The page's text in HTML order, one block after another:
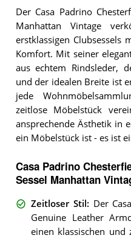
Der Casa Padrino
Manhattan Vintage
erstklassigen Clubsessels
Komfort. Mit seiner
aus echtem Rindsleder,
und der idealen Breite ist
jede
zeitlose Möbelstück
ansprechende Ästhetik in
ein Möbelstück ist - es ist
Casa Padrino
Sessel Manhattan
Zeitloser Stil: Der
Genuine Leather
einen klassischen